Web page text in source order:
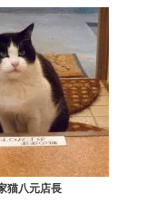
猫八元店長